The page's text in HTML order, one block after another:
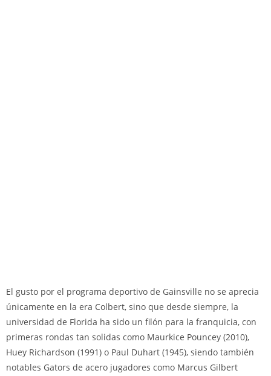
El gusto por el programa deportivo de Gainsville no se aprecia
únicamente en la era Colbert, sino que desde siempre, la
universidad de Florida ha sido un filón para la franquicia, con
primeras rondas tan solidas como Maurkice Pouncey (2010),
Huey Richardson (1991) o Paul Duhart (1945), siendo también
notables Gators de acero jugadores como Marcus Gilbert